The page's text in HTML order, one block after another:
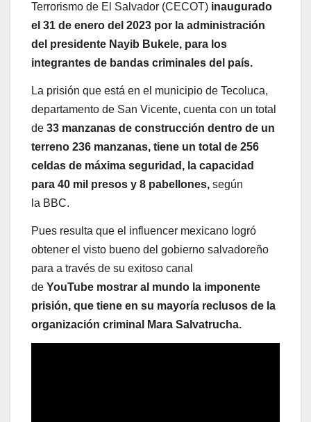
Terrorismo de El Salvador (CECOT) inaugurado
el 31 de enero del 2023 por la administración
del presidente Nayib Bukele, para los
integrantes de bandas criminales del país.
La prisión que está en el municipio de Tecoluca,
departamento de San Vicente, cuenta con un total
de 33 manzanas de construcción dentro de un
terreno 236 manzanas, tiene un total de 256
celdas de máxima seguridad, la capacidad
para 40 mil presos y 8 pabellones, según
la BBC.
Pues resulta que el influencer mexicano logró
obtener el visto bueno del gobierno salvadoreño
para a través de su exitoso canal
de YouTube mostrar al mundo la imponente
prisión, que tiene en su mayoría reclusos de la
organización criminal Mara Salvatrucha.